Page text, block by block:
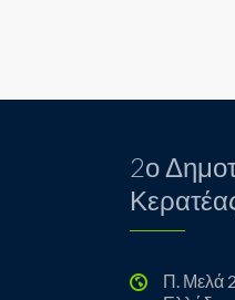
2ο
Π. Μελά